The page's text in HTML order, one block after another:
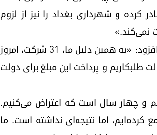
کرده و شهرداری بغداد را نیز از لزوم
نمی‌کند.»
وی با اشاره به اینکه دلیل عدم پرداخت مطالباتشان را نمی‌داند، افزود: «به همین دلیل ما، ۳۱ شرکت، امروز
حدود ۵۰ میلیارد دینار از دولت طلبکاریم و پرداخت این مبلغ برای دولت
و چهار سال است که اعتراض می‌کنیم.
کرده‌ایم، اما نتیجه‌ای نداشته است. ما